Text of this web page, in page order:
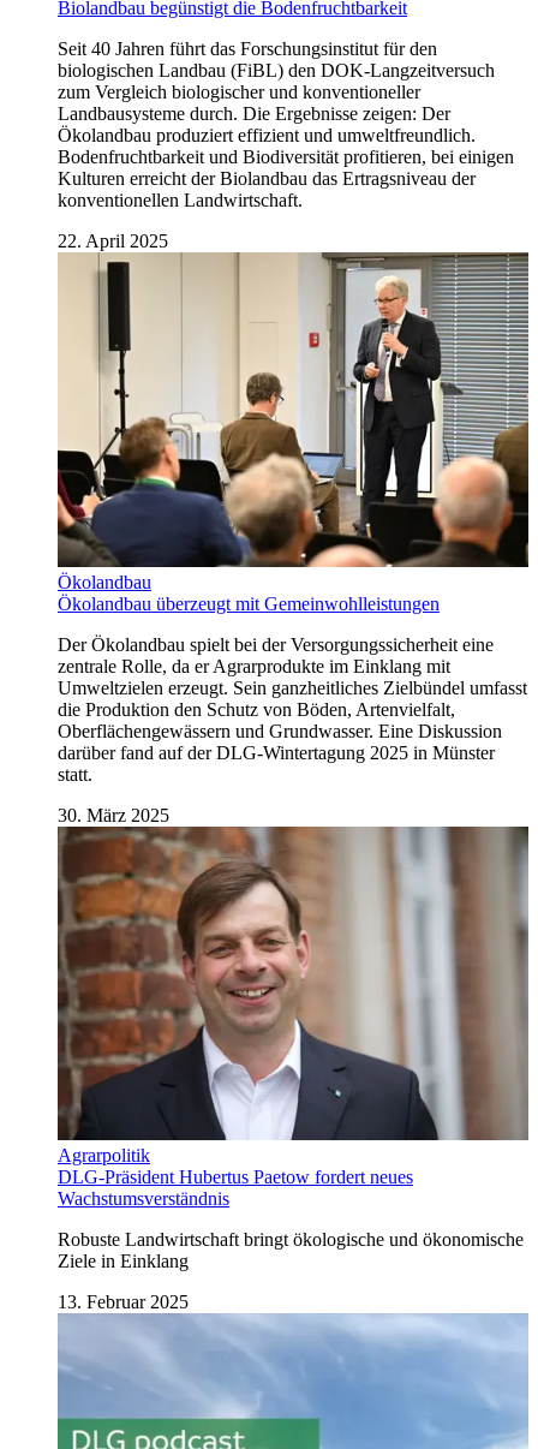
Biolandbau begünstigt die Bodenfruchtbarkeit
Seit 40 Jahren führt das Forschungsinstitut für den
biologischen Landbau (FiBL) den DOK-Langzeitversuch
zum Vergleich biologischer und konventioneller
Landbausysteme durch. Die Ergebnisse zeigen: Der
Ökolandbau produziert effizient und umweltfreundlich.
Bodenfruchtbarkeit und Biodiversität profitieren, bei einigen
Kulturen erreicht der Biolandbau das Ertragsniveau der
konventionellen Landwirtschaft.
22. April 2025
Ökolandbau
Ökolandbau überzeugt mit Gemeinwohlleistungen
Der Ökolandbau spielt bei der Versorgungssicherheit eine
zentrale Rolle, da er Agrarprodukte im Einklang mit
Umweltzielen erzeugt. Sein ganzheitliches Zielbündel umfasst
die Produktion den Schutz von Böden, Artenvielfalt,
Oberflächengewässern und Grundwasser. Eine Diskussion
darüber fand auf der DLG-Wintertagung 2025 in Münster
statt.
30. März 2025
Agrarpolitik
DLG-Präsident Hubertus Paetow fordert neues
Wachstumsverständnis
Robuste Landwirtschaft bringt ökologische und ökonomische
Ziele in Einklang
13. Februar 2025